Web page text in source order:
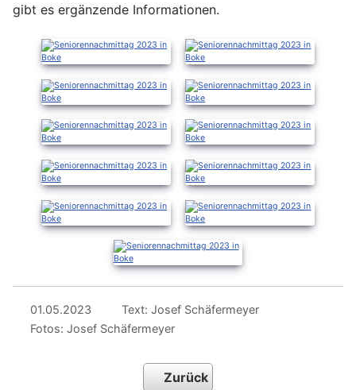
gibt es ergänzende Informationen.
01.05.2023
Text: Josef Schäfermeyer
Fotos: Josef Schäfermeyer
Zurück